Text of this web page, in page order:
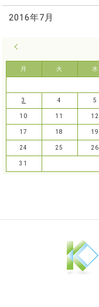
2016年7月
月 火 水
3 4 5
10 11 12
17 18 19
24 25 26
31